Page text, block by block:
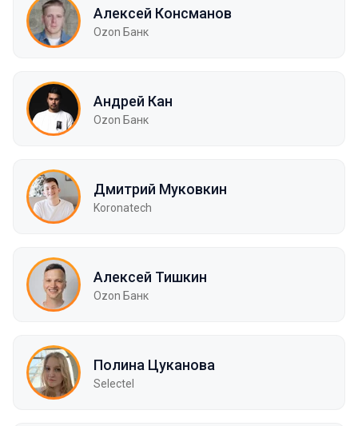
Алексей Консманов
Ozon Банк
Андрей Кан
Ozon Банк
Дмитрий Муковкин
Koronatech
Алексей Тишкин
Ozon Банк
Полина Цуканова
Selectel